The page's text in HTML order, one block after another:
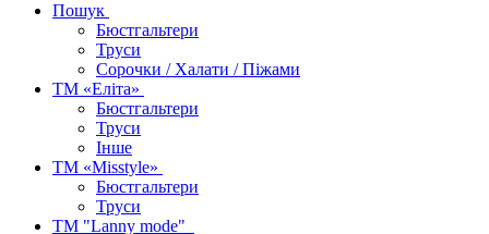
Пошук
Бюстгальтери
Труси
Сорочки / Халати / Піжами
ТМ «Еліта»
Бюстгальтери
Труси
Інше
ТМ «Misstyle»
Бюстгальтери
Труси
ТМ "Lanny mode"